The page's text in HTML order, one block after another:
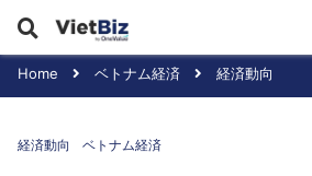
Home ベトナム経済 経済動向
経済動向 ベトナム経済